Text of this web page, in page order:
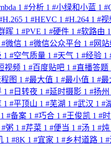
1 #分析 1 #小绿和小蓝 1 #
H.265 1 #HEVC 1 #H.264 1 #视
晖 1 #PVE 1 #硬件 1 #软路由 1
#微信 1 #微信公众平台 1 #网
1 #空气质量 1 #天气 1 #经验 1
视频 1 #百度贴吧 1 #直播答题
图 1 #最大值 1 #最小值 1 #最
1 # 日转夜 1 #延时摄影 1 #扬州
1 #平顶山 1 #芜湖 1 #武汉 1 #
1 #备案 1 #巧合 1 #王俊凯 1 #
#粥 1 #芹菜 1 #便当 1 #汤 1 #炖
1 #8K 1 #宜家 1 #乡村道路 1 #